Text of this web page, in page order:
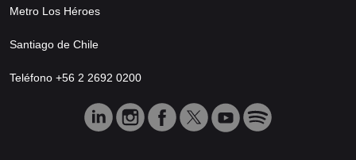
Metro Los Héroes
Santiago de Chile
Teléfono +56 2 2692 0200